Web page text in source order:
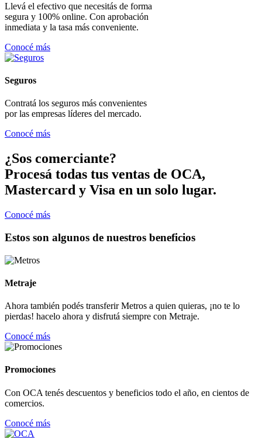
Llevá el efectivo que necesitás de forma
segura y 100% online. Con aprobación
inmediata y la tasa más conveniente.
Conocé más
Seguros
Contratá los seguros más convenientes
por las empresas líderes del mercado.
Conocé más
¿Sos comerciante?
Procesá todas tus ventas de OCA,
Mastercard y Visa en un solo lugar.
Conocé más
Estos son algunos de nuestros beneficios
Metraje
Ahora también podés transferir Metros a quien quieras, ¡no te lo
pierdas! hacelo ahora y disfrutá siempre con Metraje.
Conocé más
Promociones
Con OCA tenés descuentos y beneficios todo el año, en cientos de
comercios.
Conocé más